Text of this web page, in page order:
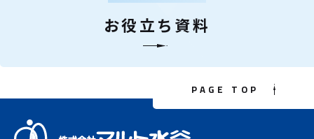
お役立ち資料
PAGE TOP